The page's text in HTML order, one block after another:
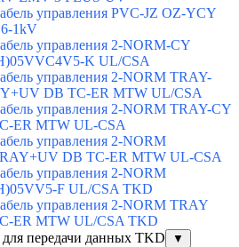
управления PVC-JZ OZ-YCY
1kV
управления 2-NORM-CY
K UL/CSA
управления 2-NORM TRAY-
DB TC-ER MTW UL/CSA
управления 2-NORM TRAY-CY
ER MTW UL-CSA
управления 2-NORM
DB TC-ER MTW UL-CSA
управления 2-NORM
F UL/CSA TKD
управления 2-NORM TRAY
ER MTW UL/CSA TKD
передачи данных TKD
▼